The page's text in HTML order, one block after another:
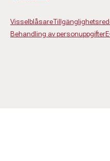
Visselblåsare
Behandling av personuppgifter